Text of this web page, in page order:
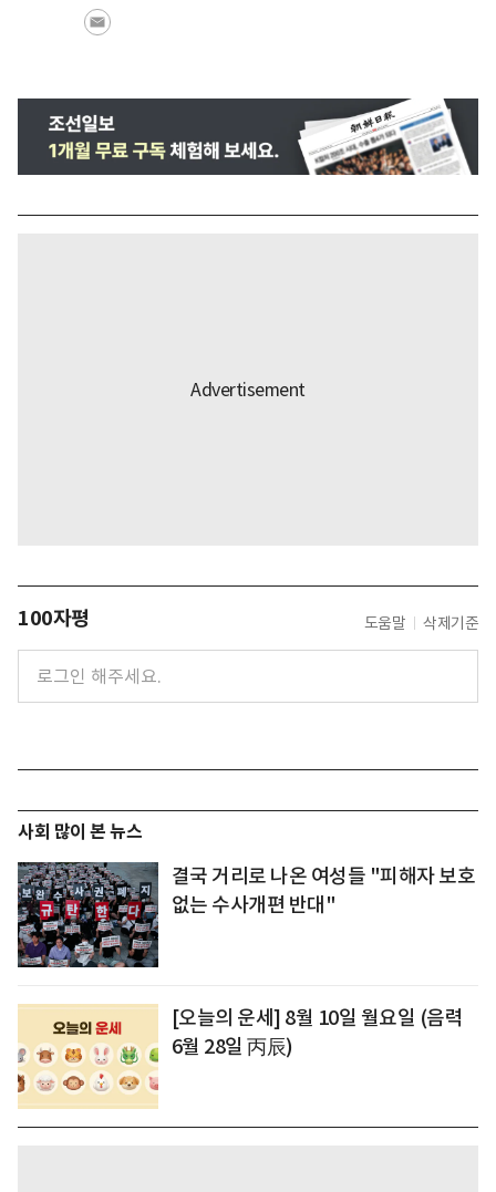
100자평 도움말 삭제기준
사회 많이 본 뉴스
결국 거리로 나온 여성들 "피해자 보호
없는 수사개편 반대"
[오늘의 운세] 8월 10일 월요일 (음력
6월 28일 丙辰)